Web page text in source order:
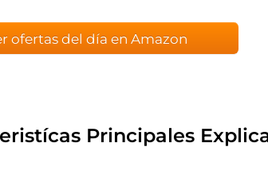
ofertas del día en Amazon
Principales